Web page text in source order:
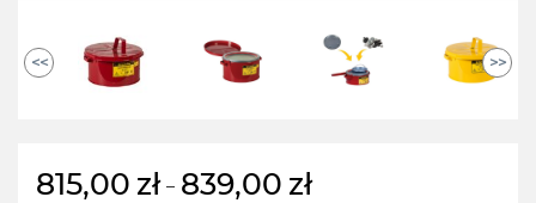
<< >>
815,00 zł – 839,00 zł